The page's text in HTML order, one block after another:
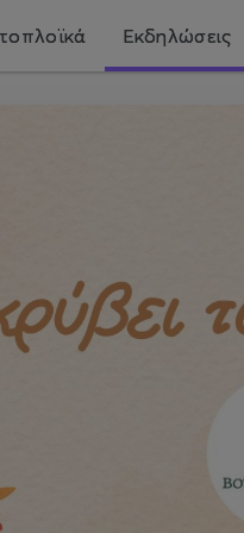
Εκδηλώσεις